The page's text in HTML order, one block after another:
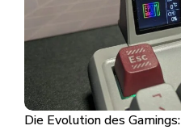
Die Evolution des